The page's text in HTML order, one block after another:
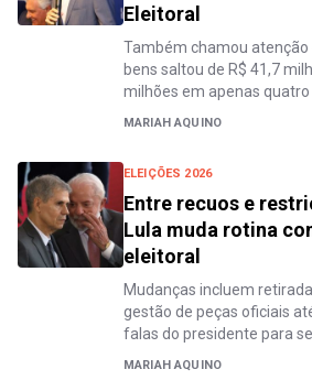
Eleitoral
Também chamou atenção
bens saltou de R$ 41,7
milhões em apenas quatro
MARIAH AQUINO
ELEIÇÕES 2026
Entre recuos e
Lula muda rotina
eleitoral
Mudanças incluem
gestão de peças oficiais
falas do presidente para
MARIAH AQUINO